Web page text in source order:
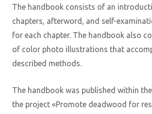
The handbook consists of an
chapters, afterword, and self-
for each chapter. The handbook also
of color photo illustrations that
described methods.
The handbook was published within
the project «Promote deadwood for